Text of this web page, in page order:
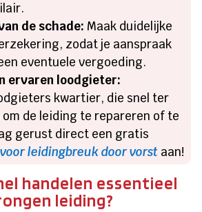
de schade: Maak duidelijke
zodat je aanspraak
eventuele vergoeding.
ervaren loodgieter:
kwartier, die snel ter
de leiding te repareren of te
gerust direct een gratis
leidingbreuk door vorst aan!
handelen essentieel
leiding?